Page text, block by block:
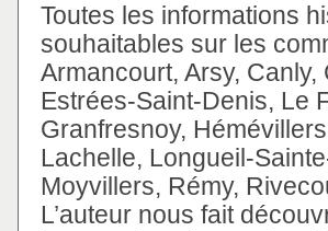
Toutes les informations
souhaitables sur les
Armancourt, Arsy, Canly,
Estrées-Saint-Denis, Le
Granfresnoy,
Lachelle, Longueil-
Moyvillers, Rémy,
L’auteur nous fait